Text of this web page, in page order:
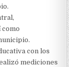
como
con los
mediciones